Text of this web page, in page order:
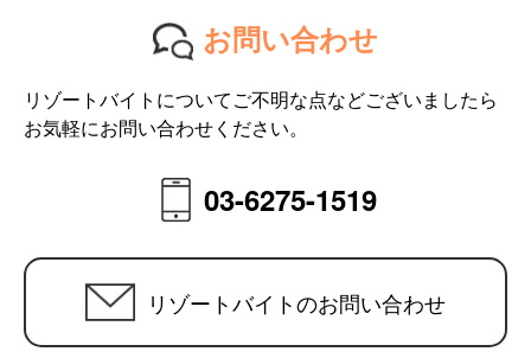
お問い合わせ
リゾートバイトについてご不明な点などございましたら
お気軽にお問い合わせください。
03-6275-1519
リゾートバイトのお問い合わせ